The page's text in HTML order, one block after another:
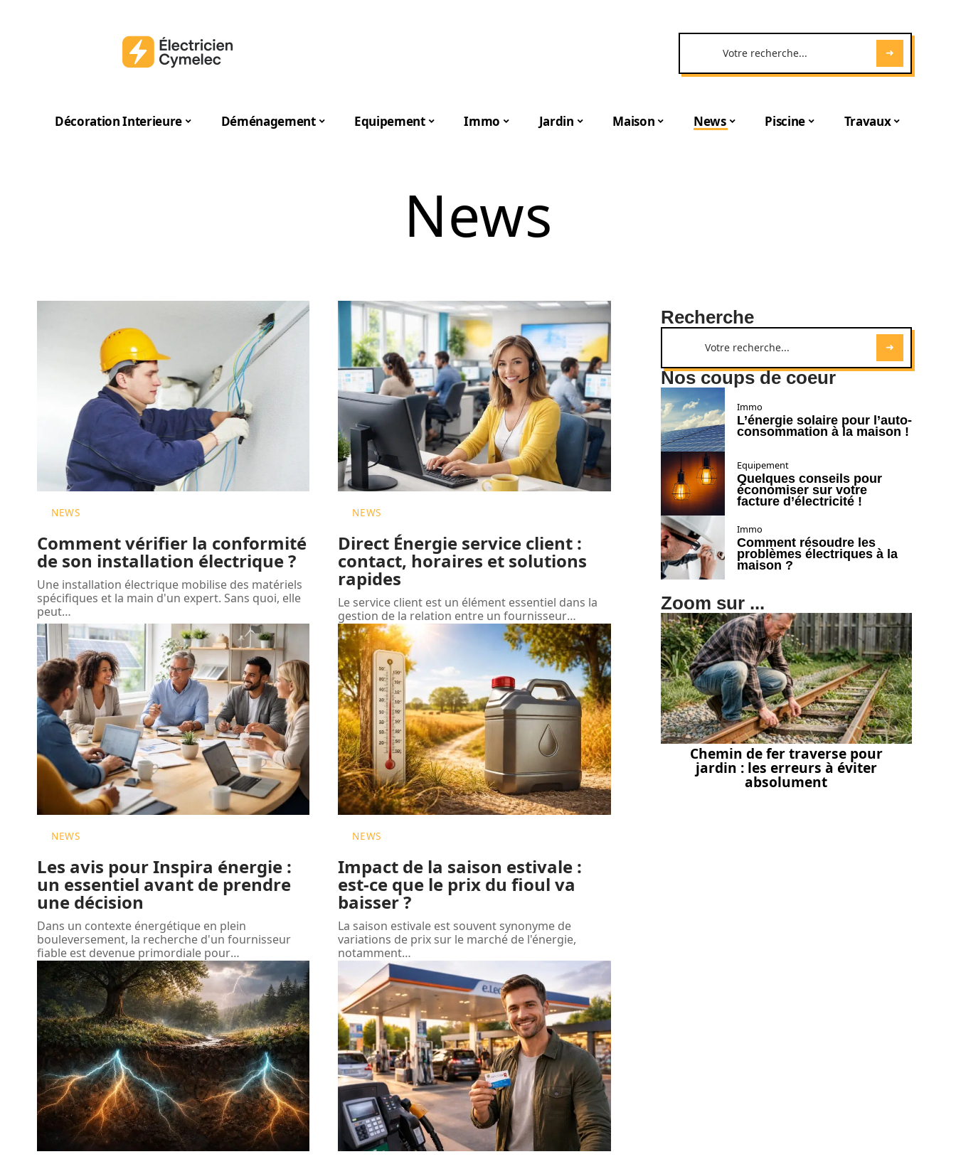
Décoration Interieure Déménagement Equipement Immo Jardin Maison News Piscine Travaux
News
NEWS
Comment vérifier la conformité
de son installation électrique ?
Une installation électrique mobilise des matériels
spécifiques et la main d'un expert. Sans quoi, elle
peut…
NEWS
Direct Énergie service client :
contact, horaires et solutions
rapides
Le service client est un élément essentiel dans la
gestion de la relation entre un fournisseur…
NEWS
Les avis pour Inspira énergie :
un essentiel avant de prendre
une décision
Dans un contexte énergétique en plein
bouleversement, la recherche d'un fournisseur
fiable est devenue primordiale pour…
NEWS
Impact de la saison estivale :
est-ce que le prix du fioul va
baisser ?
La saison estivale est souvent synonyme de
variations de prix sur le marché de l'énergie,
notamment…
Recherche
Nos coups de coeur
Immo
L’énergie solaire pour l’auto-
consommation à la maison !
Equipement
Quelques conseils pour
économiser sur votre
facture d’électricité !
Immo
Comment résoudre les
problèmes électriques à la
maison ?
Zoom sur ...
Chemin de fer traverse pour
jardin : les erreurs à éviter
absolument